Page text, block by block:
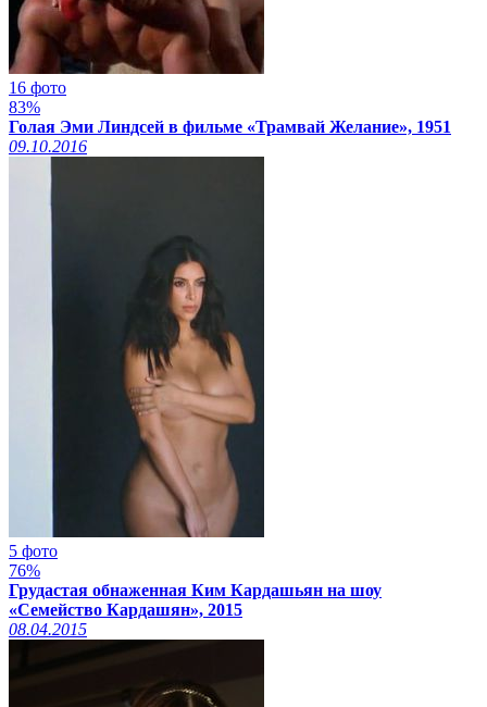
16 фото
83%
Голая Эми Линдсей в фильме «Трамвай Желание», 1951
09.10.2016
5 фото
76%
Грудастая обнаженная Ким Кардашьян на шоу
«Семейство Кардашян», 2015
08.04.2015